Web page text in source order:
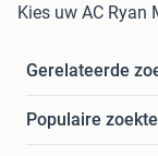
Kies uw AC Ryan
Gerelateerde
Populaire